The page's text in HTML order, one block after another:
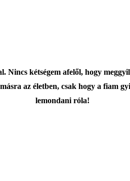
Nincs kétségem afelől, hogy
az életben, csak hogy a fiam
lemondani róla!